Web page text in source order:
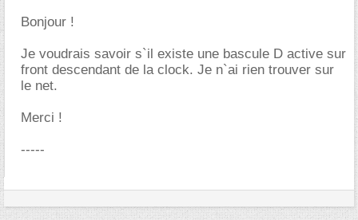
Bonjour !
Je voudrais savoir s`il existe une bascule D active sur
front descendant de la clock. Je n`ai rien trouver sur
le net.
Merci !
-----